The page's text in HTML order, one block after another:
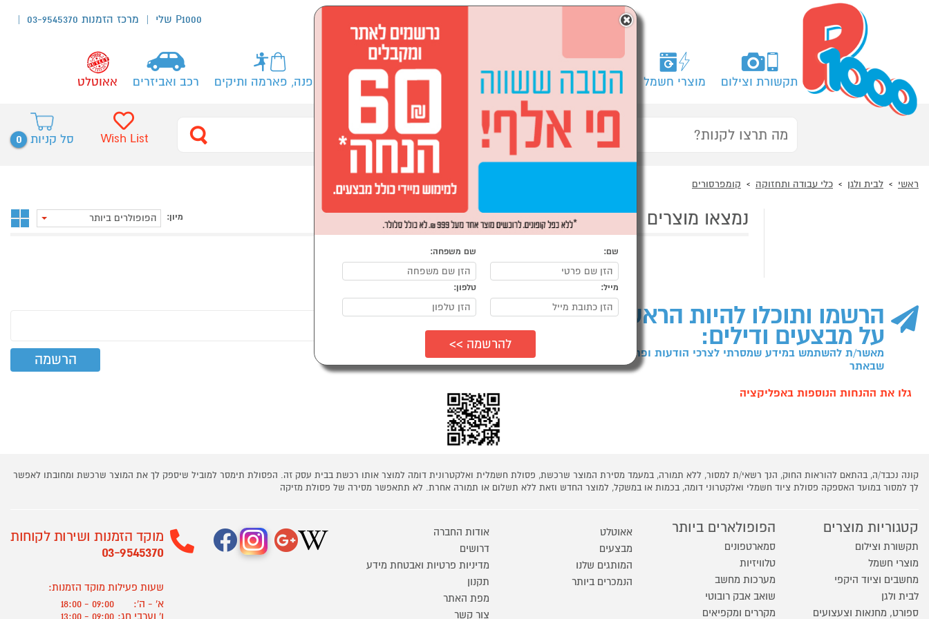
P1000 שלי מרכז הזמנות 03-9545370
תקשורת וצילום מוצרי חשמל מחשבים וציוד היקפי לבית ולגן ספורט, מחנאות וילדים אופנה, פארמה ותיקים רכב ואביזרים אאוטלט
סל קניות 0 Wish List
ראשי לבית ולגן כלי עבודה ותחזוקה קומפרסורים
נמצאו מוצרים מיון: הפופולרים ביותר
הרשמו ותוכלו להיות הראשונים לדעת
על מבצעים ודילים:
מאשר/ת להשתמש במידע שמסרתי לצרכי הודעות ופרסומות כמפורט בתקנון
שבאתר
גלו את ההנחות הנוספות באפליקציה
קונה נכבד/ה, בהתאם להוראות החוק, הנך רשאי/ת למסור, ללא תמורה, במעמד מסירת המוצר שרכשת, פסולת חשמלית ואלקטרונית דומה למוצר אותו רכשת בבית עסק זה. הפסולת תימסר למוביל שיספק לך את המוצר שרכשת ומחובתו לאפשר
לך למסור במועד האספקה פסולת ציוד חשמלי ואלקטרוני דומה, בכמות או במשקל, למוצר החדש וזאת ללא תשלום או תמורה אחרת. לא תתאפשר מסירה של פסולת מזיקה
קטגוריות מוצרים
תקשורת וצילום
מוצרי חשמל
מחשבים וציוד היקפי
לבית ולגן
ספורט, מחנאות וצעצועים
הפופולארים ביותר
סמארטפונים
טלוויזיות
מערכות מחשב
שואב אבק רובוטי
מקררים ומקפיאים
אאוטלט
מבצעים
המותגים שלנו
הנמכרים ביותר
אודות החברה
דרושים
מדיניות פרטיות ואבטחת מידע
תקנון
מפת האתר
צור קשר
מוקד הזמנות ושירות לקוחות
03-9545370
שעות פעילות מוקד הזמנות:
א' - ה':
09:00 - 18:00
ו' וערבי חג: 09:00 - 13:00
×
שם: שם משפחה:
מייל: טלפון: